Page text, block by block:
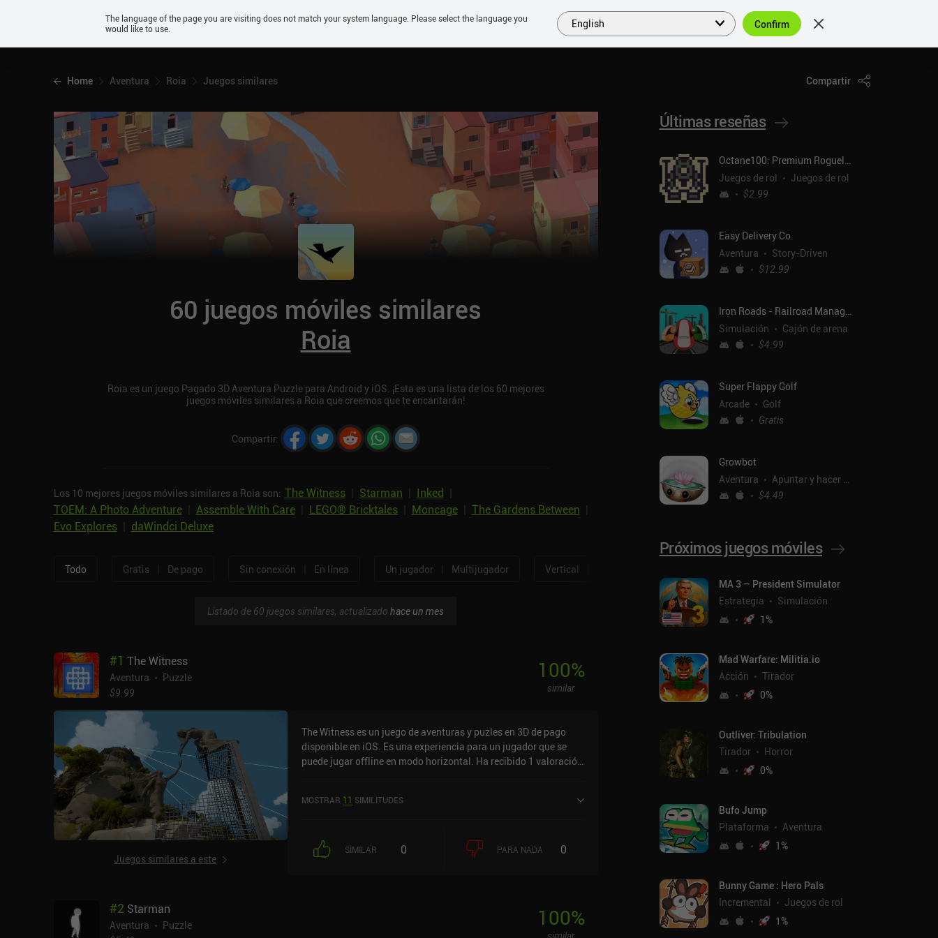
Android
PRÓXIMOS SIMILARES COLECCIONES TOP ES
Home Aventura Roia Juegos similares Compartir
60 juegos móviles similares
Roia
Roia es un juego Pagado 3D Aventura Puzzle para Android y iOS. ¡Esta es una lista de los 60 mejores
juegos móviles similares a Roia que creemos que te encantarán!
Compartir:
Los 10 mejores juegos móviles similares a Roia son: The Witness| Starman Inked
TOEM: A Photo Adventure| Assemble With Care| LEGO® Bricktales| Moncage| The Gardens Between
Evo Explores| daWindci Deluxe
Todo Gratis De pago Sin conexión En línea Un jugador Multijugador Vertical
Listado de 60 juegos similares, actualizado hace un mes
#1 The Witness
Aventura
Puzzle
$9.99
100%
similar
Juegos similares a este
The Witness es un juego de aventuras y puzles en 3D de pago
disponible en iOS. Es una experiencia para un jugador que se
puede jugar offline en modo horizontal. Ha recibido 1 valoración
en iOS App Store.
MOSTRAR 11 SIMILITUDES
SIMILAR 0 PARA NADA 0
#2 Starman
Aventura
Puzzle
100%
Últimas reseñas
Octane100: Premium Roguelike
Juegos de rol
Juegos de rol
$2.99
Easy Delivery Co.
Aventura
Story-Driven
$12.99
Iron Roads - Railroad Manager
Simulación
Cajón de arena
$4.99
Super Flappy Golf
Arcade
Golf
Gratis
Growbot
Aventura
Apuntar y hacer clic
$4.49
Próximos juegos móviles
MA 3 – President Simulator
Estrategia
Simulación
1%
Mad Warfare: Militia.io
Acción
Tirador
0%
Outliver: Tribulation
Tirador
Horror
0%
Bufo Jump
Plataforma
Aventura
1%
Bunny Game : Hero Pals
Incremental
Juegos de rol
1%
The language of the page you are visiting does not match your system language. Please select the language you
would like to use.
English Confirm